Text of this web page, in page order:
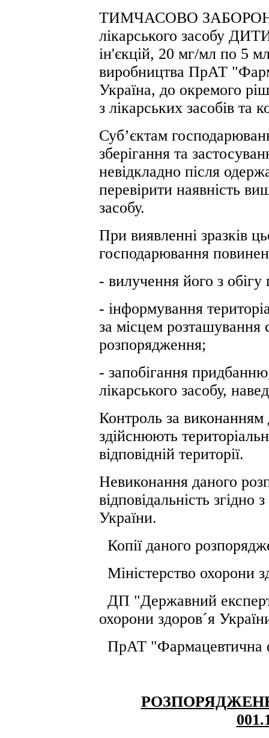
ТИМЧАСОВО ЗАБОРОНЯЮ
лікарського засобу
ін'єкцій, 20 мг/мл по 5
виробництва ПрАТ
Україна, до окремого
з лікарських засобів та
Суб’єктам
зберігання та
невідкладно після
перевірити наявність
засобу.
При виявленні зразків
господарювання
- вилучення його з
- інформування
за місцем розташування
розпорядження;
- запобігання
лікарського засобу,
Контроль за
здійснюють
відповідній території.
Невиконання даного
відповідальність
України.
Копії даного
Міністерство охорони
ДП "Державний
охорони здоров´я
ПрАТ "Фармацевтична